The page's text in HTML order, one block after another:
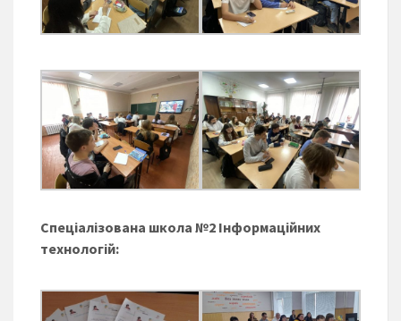
Спеціалізована школа №2 Інформаційних
технологій: